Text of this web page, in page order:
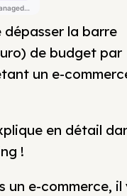
la barre
de budget par
un e-
en détail
!
un e-commerce, il